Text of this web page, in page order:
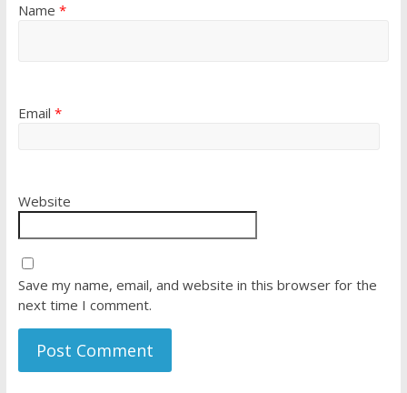
Name *
Email *
Website
Save my name, email, and website in this browser for the
next time I comment.